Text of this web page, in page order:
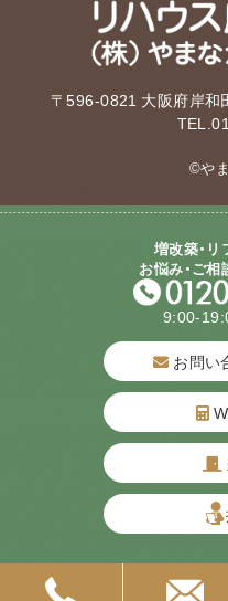
〒596-0821 大阪府岸
©や
増改築・
お悩み・ご
9:00-
お問い